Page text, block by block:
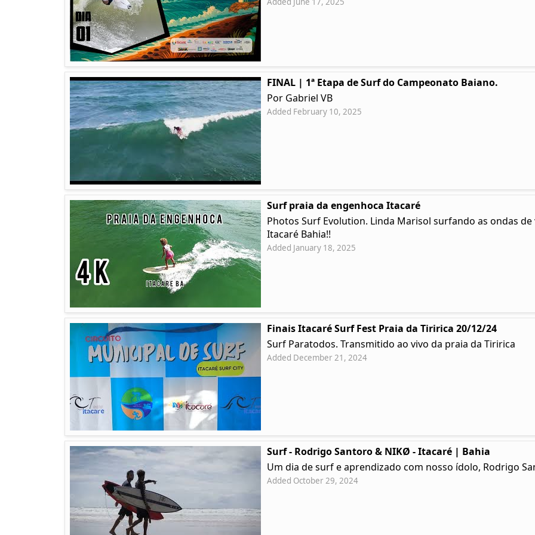
FINAL | 1ª Etapa de Surf do Campeonato Baiano.
Por Gabriel VB
Added February 10, 2025
Surf praia da engenhoca Itacaré
Photos Surf Evolution. Linda Marisol surfando as ondas
Itacaré Bahia!!
Added January 18, 2025
Finais Itacaré Surf Fest Praia da Tiririca 20/12/24
Surf Paratodos. Transmitido ao vivo da praia da Tiririca
Added December 21, 2024
Surf - Rodrigo Santoro & NIKØ - Itacaré | Bahia
Um dia de surf e aprendizado com nosso ídolo, Rodrigo
Added October 29, 2024